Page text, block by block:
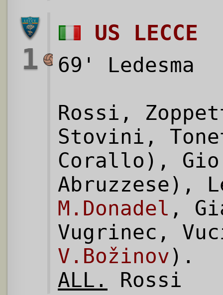
1
US LECCE
69' Ledesma
Rossi,
Stovini,
Corallo),
Abruzzese),
M.Donadel ,
Vugrinec,
V.Božinov).
ALL.
Rossi